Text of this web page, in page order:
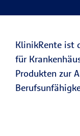
KlinikRente ist
für
Produkten zur